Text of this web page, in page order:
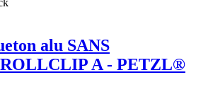
alu SANS
A - PETZL®